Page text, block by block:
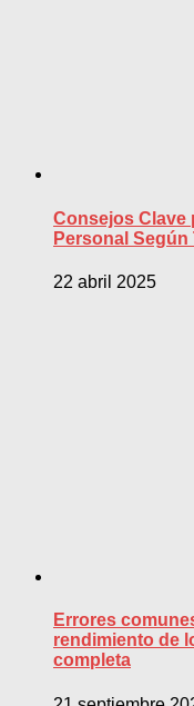
Consejos Clave
Personal
22 abril 2025
Errores
rendimiento de
completa